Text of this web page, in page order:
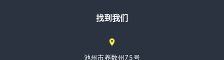
找到我们
池州市养数州75号